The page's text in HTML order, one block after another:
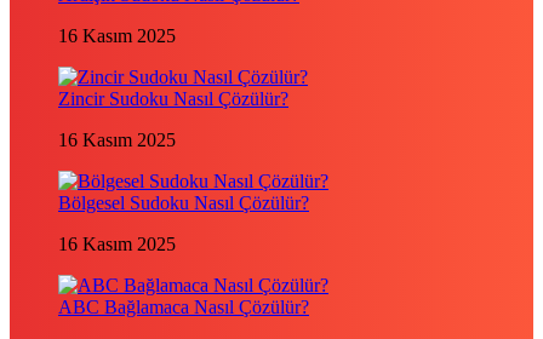
16 Kasım 2025
Zincir Sudoku Nasıl Çözülür?
16 Kasım 2025
Bölgesel Sudoku Nasıl Çözülür?
16 Kasım 2025
ABC Bağlamaca Nasıl Çözülür?